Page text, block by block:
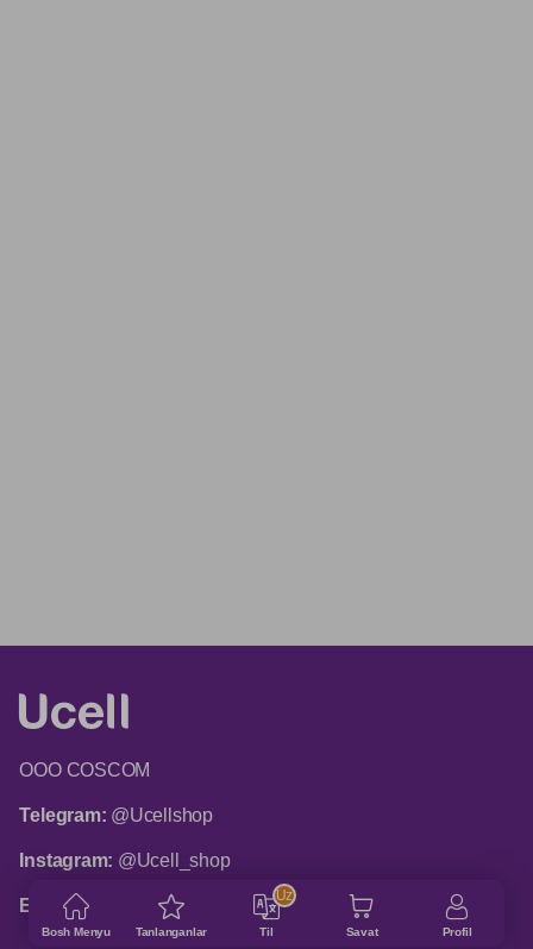
Bosh Menyu Tanlanganlar Til
Uz
Savat Profil
ООО COSCOM
Telegram: @Ucellshop
Instagram: @Ucell_shop
Email:shop@ucell.uz